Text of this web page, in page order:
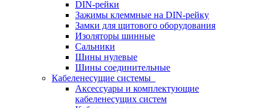
DIN-рейки
Зажимы клеммные на DIN-рейку
Замки для щитового оборудования
Изоляторы шинные
Сальники
Шины нулевые
Шины соединительные
Кабеленесущие системы
Аксессуары и комплектующие
кабеленесущих систем